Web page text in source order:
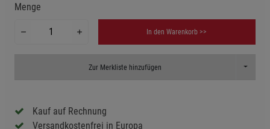
Menge
In den Warenkorb >>
Zur Merkliste hinzufügen Toggle
Kauf auf Rechnung
Versandkostenfrei in Europa